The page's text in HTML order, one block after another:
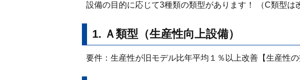
設備の目的に応じて3種類の類型があります！ （C類型は
1. Ａ類型（生産性向上設備）
要件：生産性が旧モデル比年平均１％以上改善【生産性の